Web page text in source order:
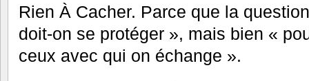
Rien À Cacher. Parce que la
doit-on se protéger », mais bien «
ceux avec qui on échange ».